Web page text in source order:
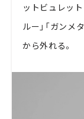
ットビュレッ
ルー」「ガン
から外れる。